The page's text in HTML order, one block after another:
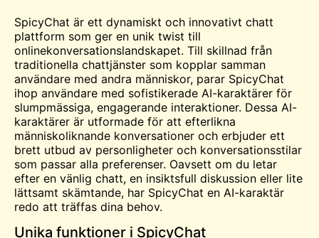
SpicyChat är ett dynamiskt och innovativt chatt
plattform som ger en unik twist till
onlinekonversationslandskapet. Till skillnad från
traditionella chattjänster som kopplar samman
användare med andra människor, parar SpicyChat
ihop användare med sofistikerade AI-karaktärer för
slumpmässiga, engagerande interaktioner. Dessa AI-
karaktärer är utformade för att efterlikna
människoliknande konversationer och erbjuder ett
brett utbud av personligheter och konversationsstilar
som passar alla preferenser. Oavsett om du letar
efter en vänlig chatt, en insiktsfull diskussion eller lite
lättsamt skämtande, har SpicyChat en AI-karaktär
redo att träffas dina behov.
Unika funktioner i SpicyChat